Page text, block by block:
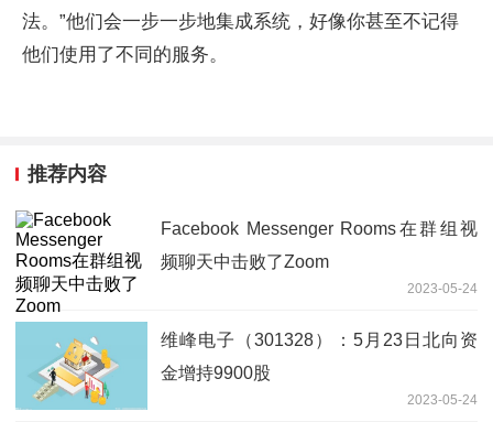
法。”他们会一步一步地集成系统，好像你甚至不记得
他们使用了不同的服务。
推荐内容
Facebook Messenger Rooms在群组视
频聊天中击败了Zoom
2023-05-24
维峰电子（301328）：5月23日北向资
金增持9900股
2023-05-24